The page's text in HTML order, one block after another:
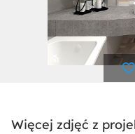
Więcej zdjęć z